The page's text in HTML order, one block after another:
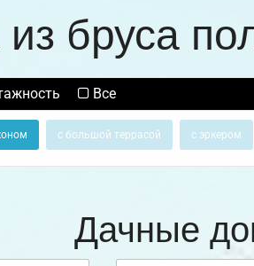
бруса
Все
с большой террасой с эркером
Дачные